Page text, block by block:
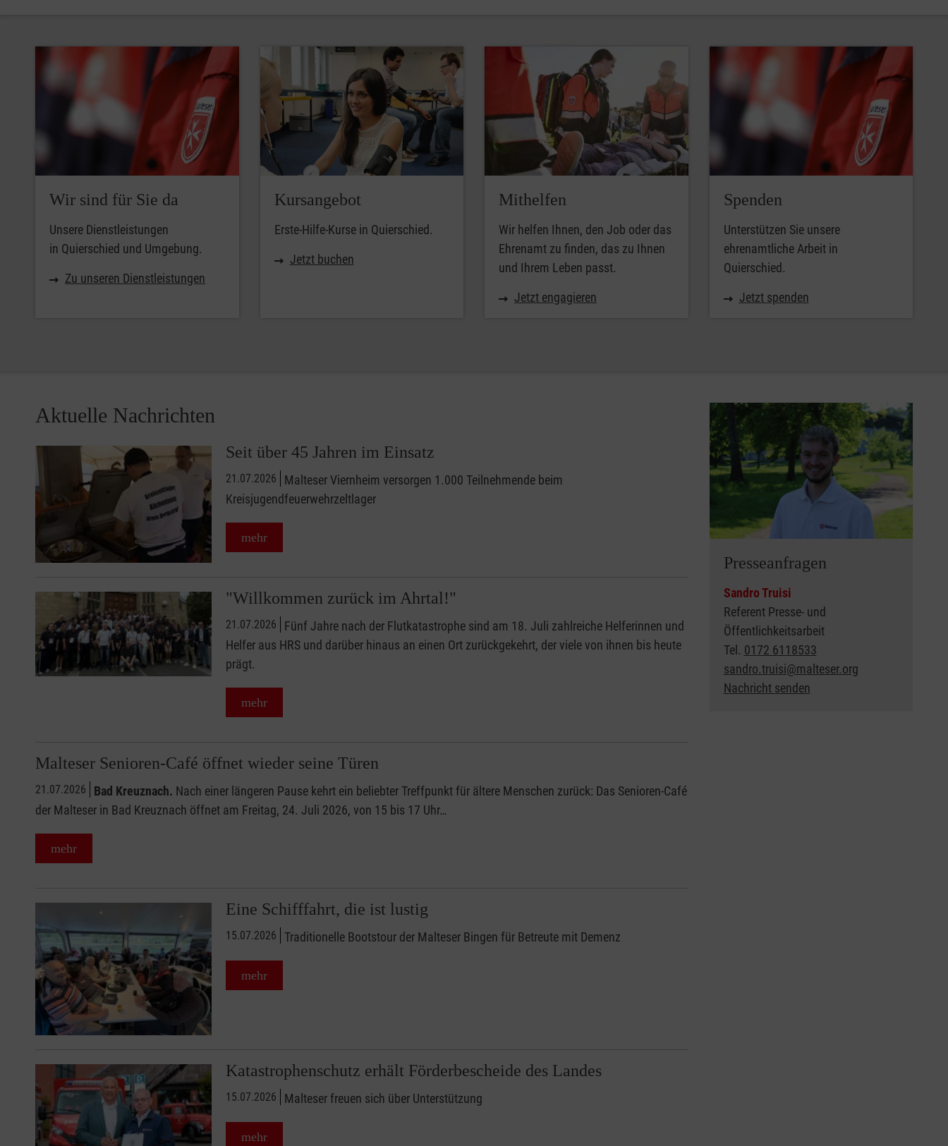
Wir sind für Sie da
Unsere Dienstleistungen
in Quierschied und Umgebung.
Zu unseren Dienstleistungen
Kursangebot
Erste-Hilfe-Kurse in Quierschied.
Jetzt buchen
Mithelfen
Wir helfen Ihnen, den Job oder das
Ehrenamt zu finden, das zu Ihnen
und Ihrem Leben passt.
Jetzt engagieren
Spenden
Unterstützen Sie unsere
ehrenamtliche Arbeit in
Quierschied.
Jetzt spenden
Aktuelle Nachrichten
Seit über 45 Jahren im Einsatz
21.07.2026
Malteser Viernheim versorgen 1.000 Teilnehmende beim
Kreisjugendfeuerwehrzeltlager
mehr
"Willkommen zurück im Ahrtal!"
21.07.2026
Fünf Jahre nach der Flutkatastrophe sind am 18. Juli zahlreiche Helferinnen und
Helfer aus HRS und darüber hinaus an einen Ort zurückgekehrt, der viele von ihnen bis heute
prägt.
mehr
Malteser Senioren-Café öffnet wieder seine Türen
21.07.2026 Bad Kreuznach. Nach einer längeren Pause kehrt ein beliebter Treffpunkt für ältere Menschen zurück: Das Senioren-Café
der Malteser in Bad Kreuznach öffnet am Freitag, 24. Juli 2026, von 15 bis 17 Uhr…
mehr
Eine Schifffahrt, die ist lustig
15.07.2026 Traditionelle Bootstour der Malteser Bingen für Betreute mit Demenz
mehr
Katastrophenschutz erhält Förderbescheide des Landes
15.07.2026 Malteser freuen sich über Unterstützung
mehr
Presseanfragen
Sandro Truisi
Referent Presse- und
Öffentlichkeitsarbeit
Tel. 0172 6118533
sandro.truisi@malteser.org
Nachricht senden